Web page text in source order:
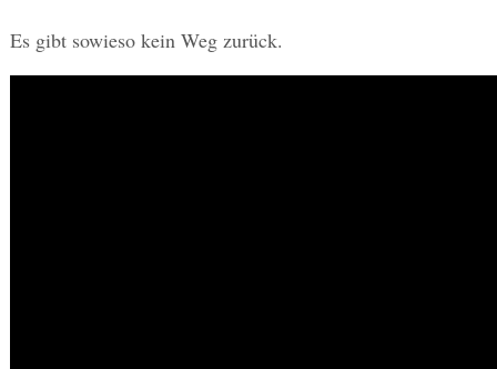
Es gibt sowieso kein Weg zurück.